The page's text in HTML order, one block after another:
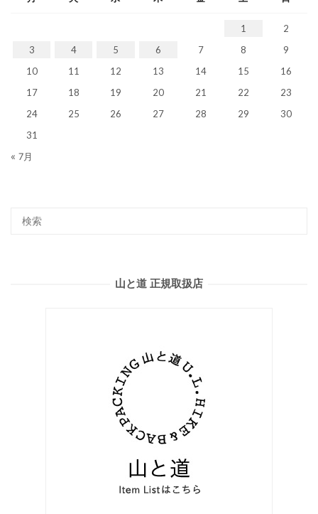
1
2
3
4 5 6 7 8
9
10
11 12 13 14 15
16
17
18 19 20 21 22
23
24
25 26 27 28 29
30
31
« 7月
山と道 正規取扱店